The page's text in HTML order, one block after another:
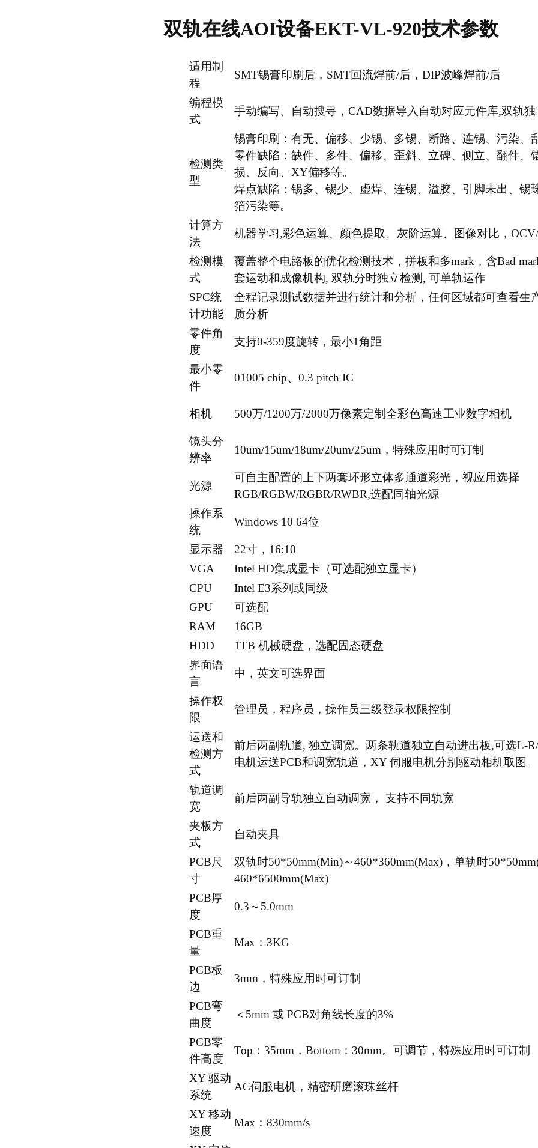
双轨在线AOI设备EKT-VL-920技术参数
适用制
程
SMT锡膏印刷后，SMT回流焊前/后，DIP波峰焊前/后
编程模
式
手动编写、自动搜寻，CAD数据导入自动对应元件库,双轨
检测类
型
锡膏印刷：有无、偏移、少锡、多锡、断路、连锡、污染、
零件缺陷：缺件、多件、偏移、歪斜、立碑、侧立、翻件、
损、反向、XY偏移等。
焊点缺陷：锡多、锡少、虚焊、连锡、溢胶、引脚未出、锡
箔污染等。
计算方
法
机器学习,彩色运算、颜色提取、灰阶运算、图像对比，
检测模
式
覆盖整个电路板的优化检测技术，拼板和多mark，含Bad
套运动和成像机构, 双轨分时独立检测, 可单轨运作
SPC统
计功能
全程记录测试数据并进行统计和分析，任何区域都可查看生
质分析
零件角
度
支持0-359度旋转，最小1角距
最小零
件
01005 chip、0.3 pitch IC
相机 500万/1200万/2000万像素定制全彩色高速工业数字相机
镜头分
辨率
10um/15um/18um/20um/25um，特殊应用时可订制
光源
可自主配置的上下两套环形立体多通道彩光，视应用选择
RGB/RGBW/RGBR/RWBR,选配同轴光源
操作系
统
Windows 10 64位
显示器
22寸，16:10
VGA
Intel HD集成显卡（可选配独立显卡）
CPU
Intel E3系列或同级
GPU
可选配
RAM
16GB
HDD
1TB 机械硬盘，选配固态硬盘
界面语
言
中，英文可选界面
操作权
限
管理员，程序员，操作员三级登录权限控制
运送和
检测方
式
前后两副轨道, 独立调宽。两条轨道独立自动进出板,可选L-
电机运送PCB和调宽轨道，XY 伺服电机分别驱动相机取图。
轨道调
宽
前后两副导轨独立自动调宽， 支持不同轨宽
夹板方
式
自动夹具
PCB尺
寸
双轨时50*50mm(Min)～460*360mm(Max)，单轨时
460*6500mm(Max)
PCB厚
度
0.3～5.0mm
PCB重
量
Max：3KG
PCB板
边
3mm，特殊应用时可订制
PCB弯
曲度
＜5mm 或 PCB对角线长度的3%
PCB零
件高度
Top：35mm，Bottom：30mm。可调节，特殊应用时可订制
XY 驱动
系统
AC伺服电机，精密研磨滚珠丝杆
XY 移动
速度
Max：830mm/s